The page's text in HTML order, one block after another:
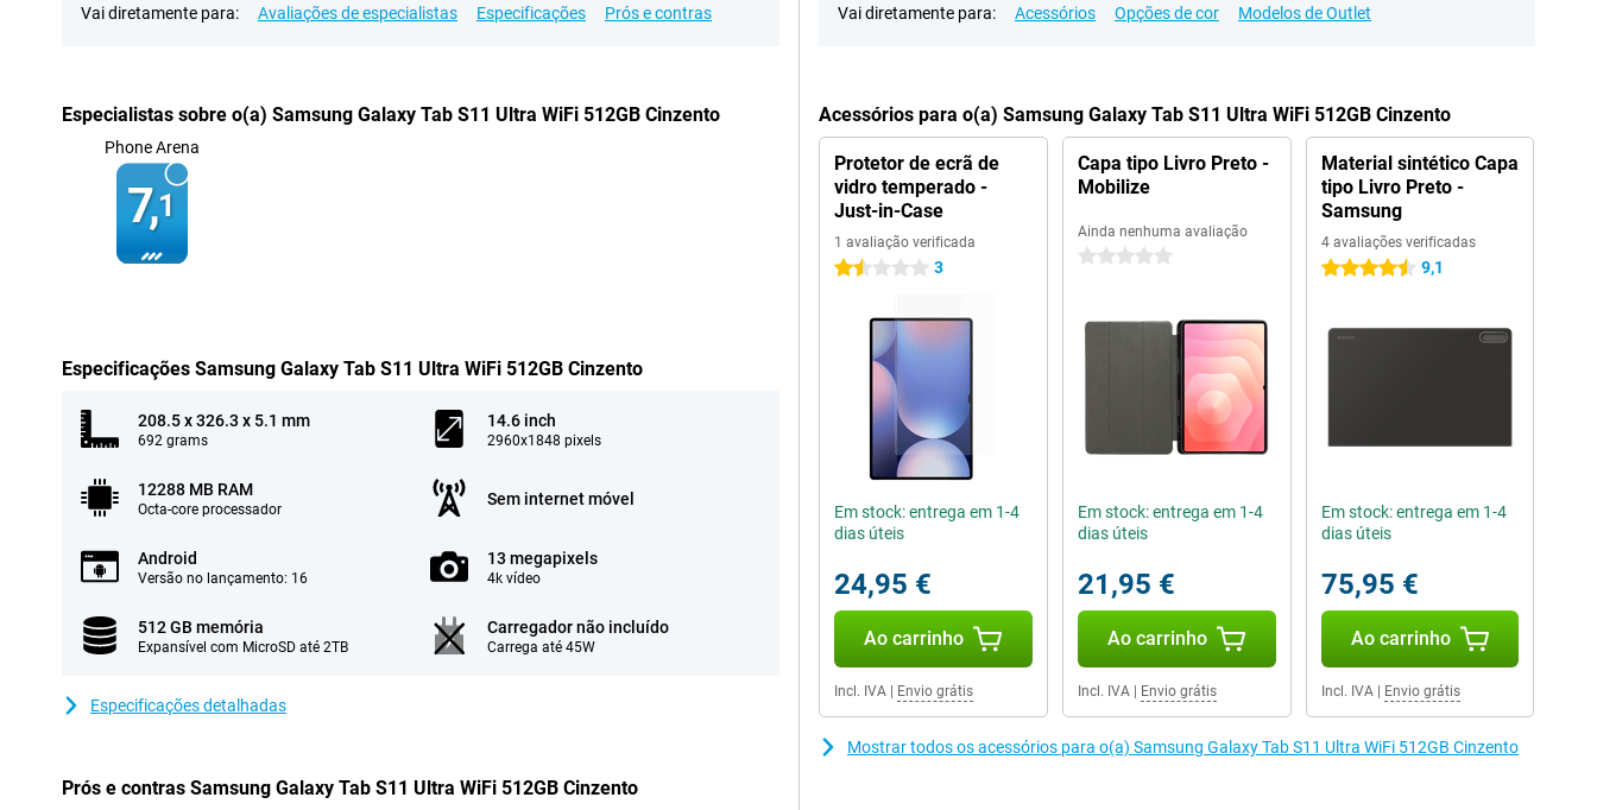
Vai diretamente para: Avaliações de especialistas Especificações Prós e contras
Especialistas sobre o(a) Samsung Galaxy Tab S11 Ultra WiFi 512GB Cinzento
Phone Arena
7,1
Especificações Samsung Galaxy Tab S11 Ultra WiFi 512GB Cinzento
208.5 x 326.3 x 5.1 mm
692 grams
14.6 inch
2960x1848 pixels
12288 MB RAM
Octa-core processador
Sem internet móvel
Android
Versão no lançamento: 16
13 megapixels
4k vídeo
512 GB memória
Expansível com MicroSD até 2TB
Carregador não incluído
Carrega até 45W
Especificações detalhadas
Prós e contras Samsung Galaxy Tab S11 Ultra WiFi 512GB Cinzento
Vai diretamente para: Acessórios Opções de cor Modelos de Outlet
Acessórios para o(a) Samsung Galaxy Tab S11 Ultra WiFi 512GB Cinzento
Protetor de ecrã de
vidro temperado -
Just-in-Case
1 avaliação verificada
1.5 estrelas 3
Em stock: entrega em 1-4
dias úteis
24,95 €
Ao carrinho
Incl. IVA Envio grátis
Capa tipo Livro Preto -
Mobilize
Ainda nenhuma avaliação
0 estrelas
Em stock: entrega em 1-4
dias úteis
21,95 €
Ao carrinho
Incl. IVA| Envio grátis
Material sintético Capa
tipo Livro Preto -
Samsung
4 avaliações verificadas
4.5 estrelas 9,1
Em stock: entrega em 1-4
dias úteis
75,95 €
Ao carrinho
Incl. IVA| Envio grátis
Mostrar todos os acessórios para o(a) Samsung Galaxy Tab S11 Ultra WiFi 512GB Cinzento